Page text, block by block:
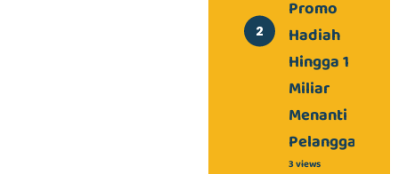
Promo
Hadiah
Hingga 1
Miliar
Menanti
Pelanggan
3 views